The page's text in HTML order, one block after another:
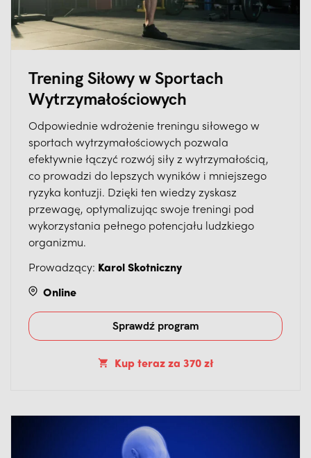
Trening Siłowy w Sportach
Wytrzymałościowych
Odpowiednie wdrożenie treningu siłowego w
sportach wytrzymałościowych pozwala
efektywnie łączyć rozwój siły z wytrzymałością,
co prowadzi do lepszych wyników i mniejszego
ryzyka kontuzji. Dzięki ten wiedzy zyskasz
przewagę, optymalizując swoje treningi pod
wykorzystania pełnego potencjału ludzkiego
organizmu.
Prowadzący: Karol Skotniczny
Online
Sprawdź program
Kup terazza 370 zł